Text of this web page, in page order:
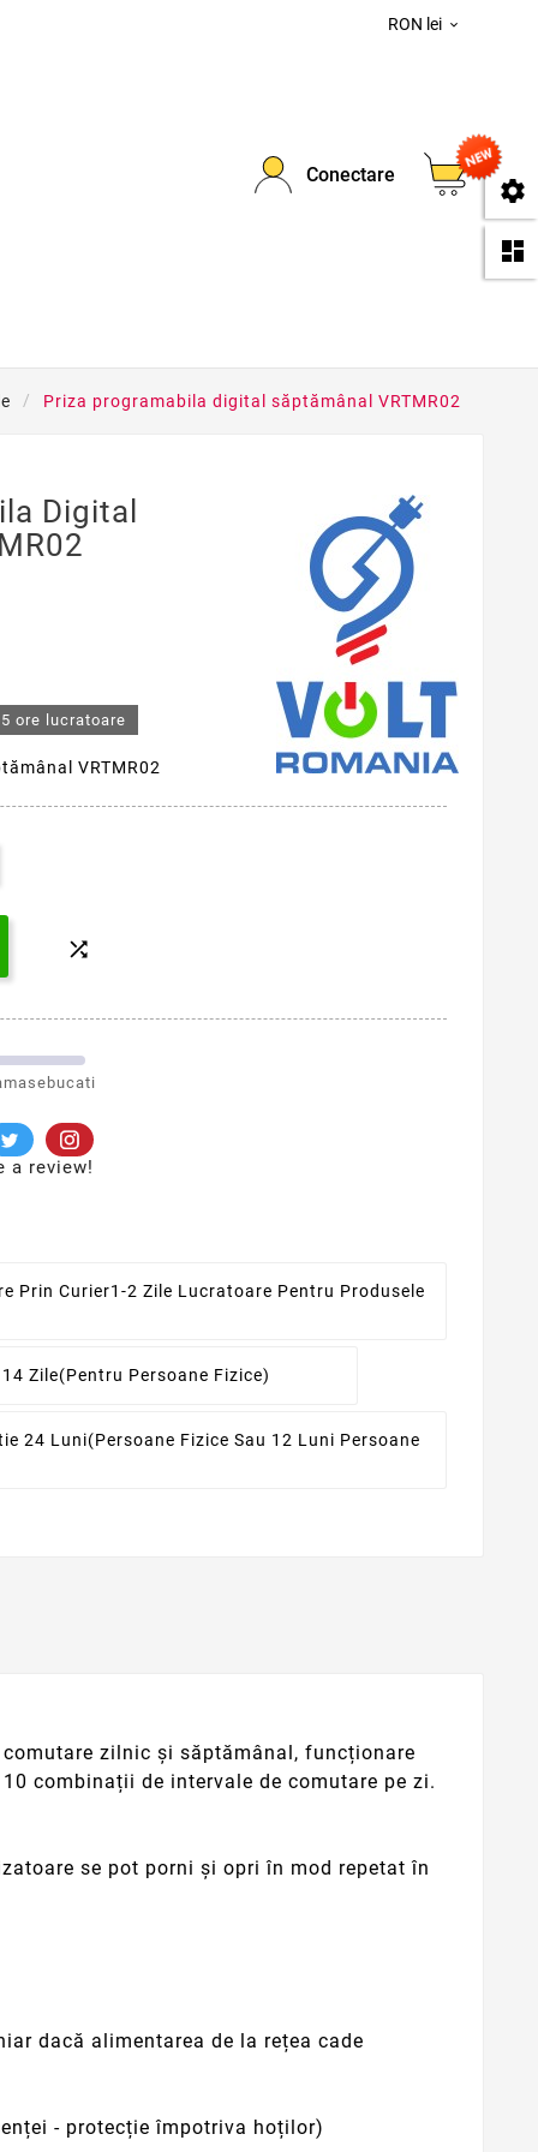
RON lei 
Conectare
0
Priza programabila digital săptămânal VRTMR02
Digital
ore lucratoare
VRTMR02

a review!
Prin Curier1-2 Zile Lucratoare Pentru Produsele
Zile(pentru Persoane Fizice)
24 Luni(persoane Fizice Sau 12 Luni Persoane
zilnic și săptămânal, funcționare
combinații de intervale de comutare pe zi.
se pot porni și opri în mod repetat în
dacă alimentarea de la rețea cade
- protecție împotriva hoților)